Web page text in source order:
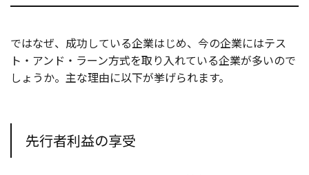
ではなぜ、成功している企業はじめ、今の企業にはテス
ト・アンド・ラーン方式を取り入れている企業が多いので
しょうか。主な理由に以下が挙げられます。
先行者利益の享受